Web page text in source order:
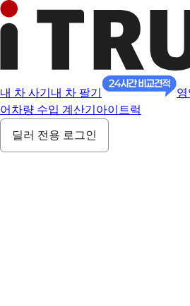
내 차 사기 내 차 팔기
어 차량 수입 계산기 아이트럭
딜러 전용 로그인